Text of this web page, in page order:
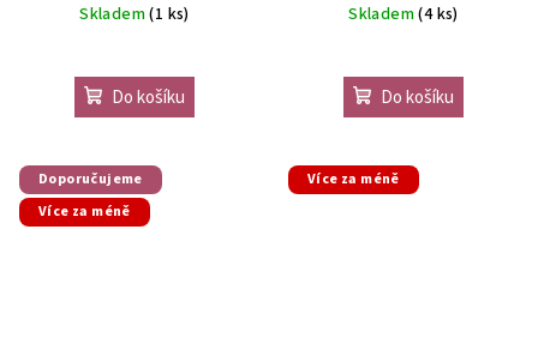
Skladem(1 ks)
Do košíku
Skladem(4 ks)
Do košíku
Doporučujeme
Více za méně
Více za méně